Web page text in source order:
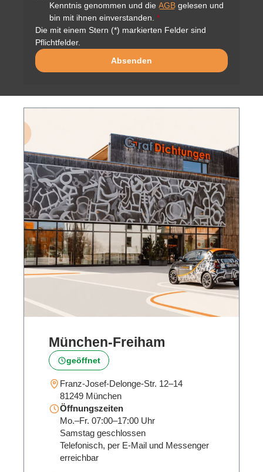
Kenntnis genommen und die AGB gelesen und
bin mit ihnen einverstanden. *
Die mit einem Stern (*) markierten Felder sind
Pflichtfelder.
Absenden
München‑Freiham
geöffnet
Franz-Josef-Delonge-Str. 12–14
81249 München
Öffnungszeiten
Mo.–Fr. 07:00–17:00 Uhr
Samstag geschlossen
Telefonisch, per E-Mail und Messenger
erreichbar